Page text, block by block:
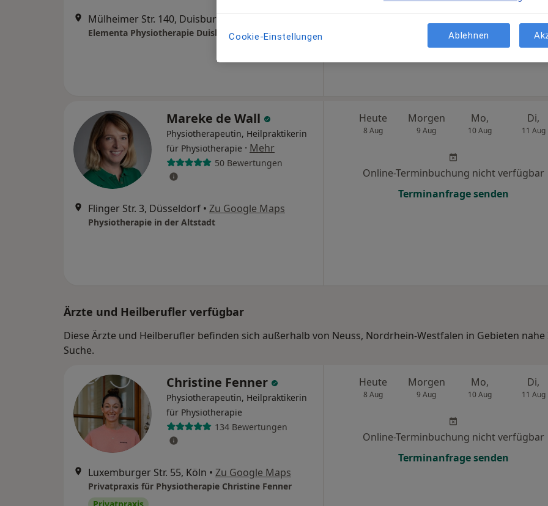
Mülheimer Str. 140, Duisburg
Elementa Physiotherapie Duisburg
Terminanfrage senden
Mareke de Wall
Physiotherapeutin, Heilpraktikerin
für Physiotherapie · Mehr
50 Bewertungen
Flinger Str. 3, Düsseldorf • Zu Google Maps
Physiotherapie in der Altstadt
Heute
8 Aug
Morgen
9 Aug
Mo,
10 Aug
Di,
11 Aug
Online-Terminbuchung nicht verfügbar
Terminanfrage senden
Ärzte und Heilberufler verfügbar
Diese Ärzte und Heilberufler befinden sich außerhalb von Neuss, Nordrhein-Westfalen in Gebieten
Suche.
Christine Fenner
Physiotherapeutin, Heilpraktikerin
für Physiotherapie
134 Bewertungen
Luxemburger Str. 55, Köln • Zu Google Maps
Privatpraxis für Physiotherapie Christine Fenner
Heute
8 Aug
Morgen
9 Aug
Mo,
10 Aug
Di,
11 Aug
Online-Terminbuchung nicht verfügbar
Terminanfrage senden
Cookie-Einstellungen Ablehnen